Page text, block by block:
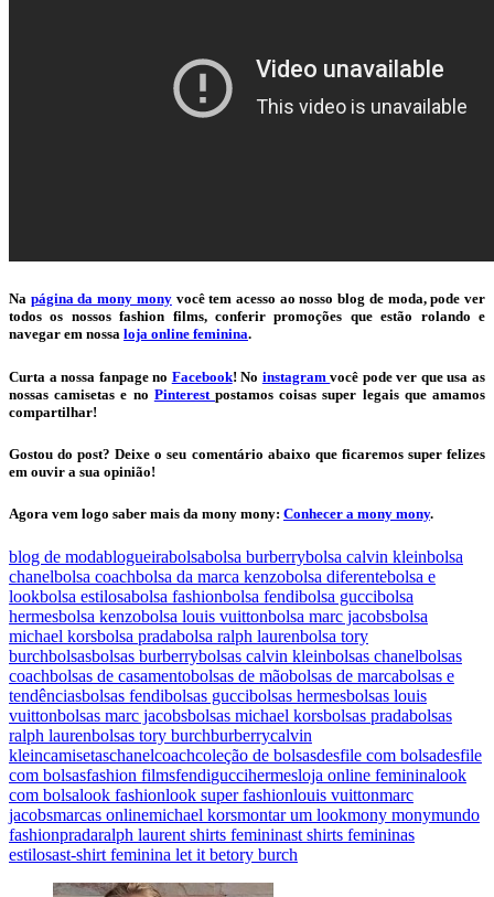
Na página da mony monyvocê tem acesso ao nosso blog de moda, pode ver
todos os nossos fashion films, conferir promoções que estão rolando e
navegar em nossa loja online feminina.
Curta a nossa fanpage no Facebook! No instagramvocê pode ver que usa as
nossas camisetas e no Pinterestpostamos coisas super legais que amamos
compartilhar!
Gostou do post? Deixe o seu comentário abaixo que ficaremos super felizes
em ouvir a sua opinião!
Agora vem logo saber mais da mony mony: Conhecer a mony mony.
blog de modablogueirabolsabolsa burberrybolsa calvin kleinbolsa
chanelbolsa coachbolsa da marca kenzobolsa diferentebolsa e
lookbolsa estilosabolsa fashionbolsa fendibolsa guccibolsa
hermesbolsa kenzobolsa louis vuittonbolsa marc jacobsbolsa
michael korsbolsa pradabolsa ralph laurenbolsa tory
burchbolsasbolsas burberrybolsas calvin kleinbolsas chanelbolsas
coachbolsas de casamentobolsas de mãobolsas de marcabolsas e
tendênciasbolsas fendibolsas guccibolsas hermesbolsas louis
vuittonbolsas marc jacobsbolsas michael korsbolsas pradabolsas
ralph laurenbolsas tory burchburberrycalvin
kleincamisetaschanelcoachcoleção de bolsasdesfile com bolsadesfile
com bolsasfashion filmsfendiguccihermesloja online femininalook
com bolsalook fashionlook super fashionlouis vuittonmarc
jacobsmarcas onlinemichael korsmontar um lookmony monymundo
fashionpradaralph laurent shirts femininast shirts femininas
estilosast-shirt feminina let it betory burch